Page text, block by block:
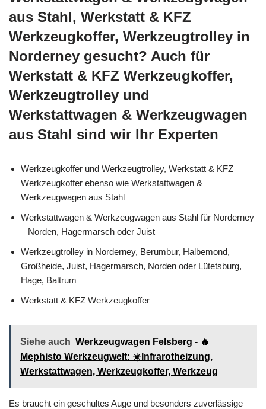
aus Stahl, Werkstatt & KFZ
Werkzeugkoffer, Werkzeugtrolley in
Norderney gesucht? Auch für
Werkstatt & KFZ Werkzeugkoffer,
Werkzeugtrolley und
Werkstattwagen & Werkzeugwagen
aus Stahl sind wir Ihr Experten
Werkzeugkoffer und Werkzeugtrolley, Werkstatt & KFZ
Werkzeugkoffer ebenso wie Werkstattwagen &
Werkzeugwagen aus Stahl
Werkstattwagen & Werkzeugwagen aus Stahl für Norderney
– Norden, Hagermarsch oder Juist
Werkzeugtrolley in Norderney, Berumbur, Halbemond,
Großheide, Juist, Hagermarsch, Norden oder Lütetsburg,
Hage, Baltrum
Werkstatt & KFZ Werkzeugkoffer
Siehe auch Werkzeugwagen Felsberg - 🔥
Mephisto Werkzeugwelt: ☀️Infrarotheizung,
Werkstattwagen, Werkzeugkoffer, Werkzeug
Es braucht ein geschultes Auge und besonders zuverlässige